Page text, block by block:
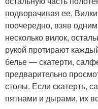
подворачивая ее.
поочередно, взяв
несколько вилок,
рукой протирают
белье — скатерти,
предварительно
столы. Если скатерть,
пятнами и дырами, их